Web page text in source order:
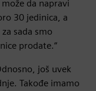
da napravi
30 jedinica, a
sada smo
prodate.“
još uvek
Takođe imamo